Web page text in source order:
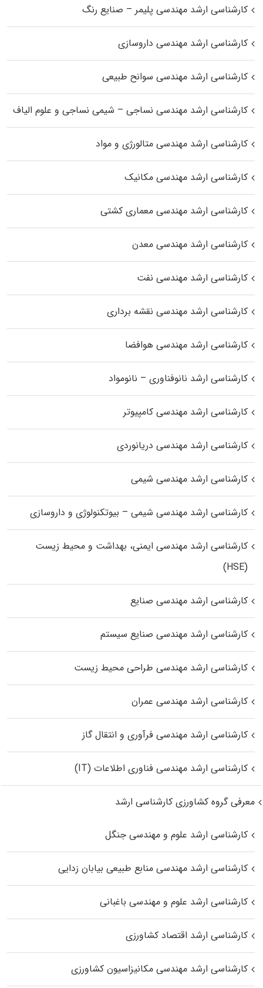
کارشناسی ارشد مهندسی پلیمر – صنایع رنگ
کارشناسی ارشد مهندسی داروسازی
کارشناسی ارشد مهندسی سوانح طبیعی
کارشناسی ارشد مهندسی نساجی – شیمی نساجی و علوم الیاف
کارشناسی ارشد مهندسی متالورژی و مواد
کارشناسی ارشد مهندسی مکانیک
کارشناسی ارشد مهندسی معماری کشتی
کارشناسی ارشد مهندسی معدن
کارشناسی ارشد مهندسی نفت
کارشناسی ارشد مهندسی نقشه برداری
کارشناسی ارشد مهندسی هوافضا
کارشناسی ارشد نانوفناوری – نانومواد
کارشناسی ارشد مهندسی کامپیوتر
کارشناسی ارشد مهندسی دریانوردی
کارشناسی ارشد مهندسی شیمی
کارشناسی ارشد مهندسی شیمی – بیوتکنولوژی و داروسازی
کارشناسی ارشد مهندسی ایمنی، بهداشت و محیط زیست
(HSE)
کارشناسی ارشد مهندسی صنایع
کارشناسی ارشد مهندسی صنایع سیستم
کارشناسی ارشد مهندسی طراحی محیط زیست
کارشناسی ارشد مهندسی عمران
کارشناسی ارشد مهندسی فرآوری و انتقال گاز
کارشناسی ارشد مهندسی فناوری اطلاعات (IT)
معرفی گروه کشاورزی کارشناسی ارشد
کارشناسی ارشد علوم و مهندسی جنگل
کارشناسی ارشد مهندسی منابع طبیعی بیابان زدایی
کارشناسی ارشد علوم و مهندسی باغبانی
کارشناسی ارشد اقتصاد کشاورزی
کارشناسی ارشد مهندسی مکانیزاسیون کشاورزی